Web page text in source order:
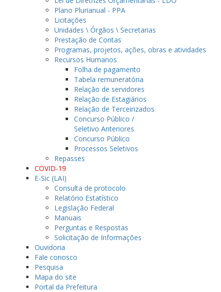
Plano Plurianual - PPA
Licitações
Unidades \ Órgãos \ Secretarias
Prestação de Contas
Programas, projetos, ações, obras e atividades
Recursos Humanos
Folha de pagamento
Tabela remuneratória
Relação de servidores
Relação de Estagiários
Relação de Terceirizados
Concurso Público /
Seletivo Anteriores
Concurso Público
Processos Seletivos
Repasses
COVID-19
E-Sic (LAI)
Consulta de protocolo
Relatório Estatístico
Legislação Federal
Manuais
Perguntas e Respostas
Solicitação de Informações
Ouvidoria
Fale conosco
Pesquisa
Mapa do site
Portal da Prefeitura